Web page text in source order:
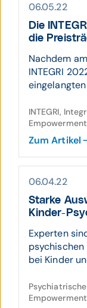
06.05.22
Die
die
Nachdem
INTEGRI
eingelangten
INTEGRI,
Zum Artikel
06.04.22
Starke
Kinder-
Experten
psychischen
bei Kinder
Empowerment